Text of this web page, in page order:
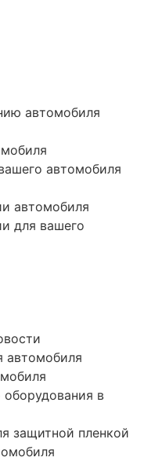
автомобиля
автомобиля
автомобиля
для вашего
автомобиля
оборудования в
защитной пленкой